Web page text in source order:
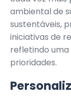
ambiental de
sustentáveis,
iniciativas de
refletindo uma
prioridades.